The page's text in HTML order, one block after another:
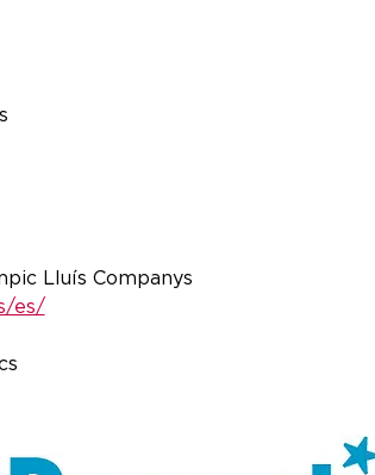
Lluís Companys
es/